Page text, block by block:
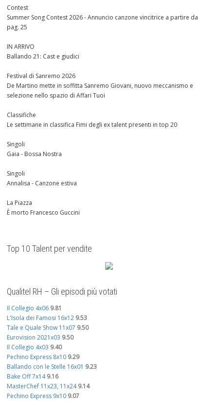
Contest
Summer Song Contest 2026 - Annuncio canzone vincitrice a partire da
pag. 25
IN ARRIVO
Ballando 21: Cast e giudici
Festival di Sanremo 2026
De Martino mette in soffitta Sanremo Giovani, nuovo meccanismo e
selezione nello spazio di Affari Tuoi
Classifiche
Le settimane in classifica Fimi degli ex talent presenti in top 20
Singoli
Gaia - Bossa Nostra
Singoli
Annalisa - Canzone estiva
La Piazza
È morto Francesco Guccini
Top 10 Talent per vendite
Qualitel RH – Gli episodi più votati
Il Collegio 4x06 9.81
L'Isola dei Famosi 16x12 9.53
Tale e Quale Show 11x07 9.50
Eurovision 2021x03 9.50
Il Collegio 4x03 9.40
Pechino Express 8x10 9.29
Ballando con le Stelle 16x01 9.23
Bake Off 7x14 9.16
MasterChef 11x23, 11x24 9.14
Pechino Express 9x10 9.07